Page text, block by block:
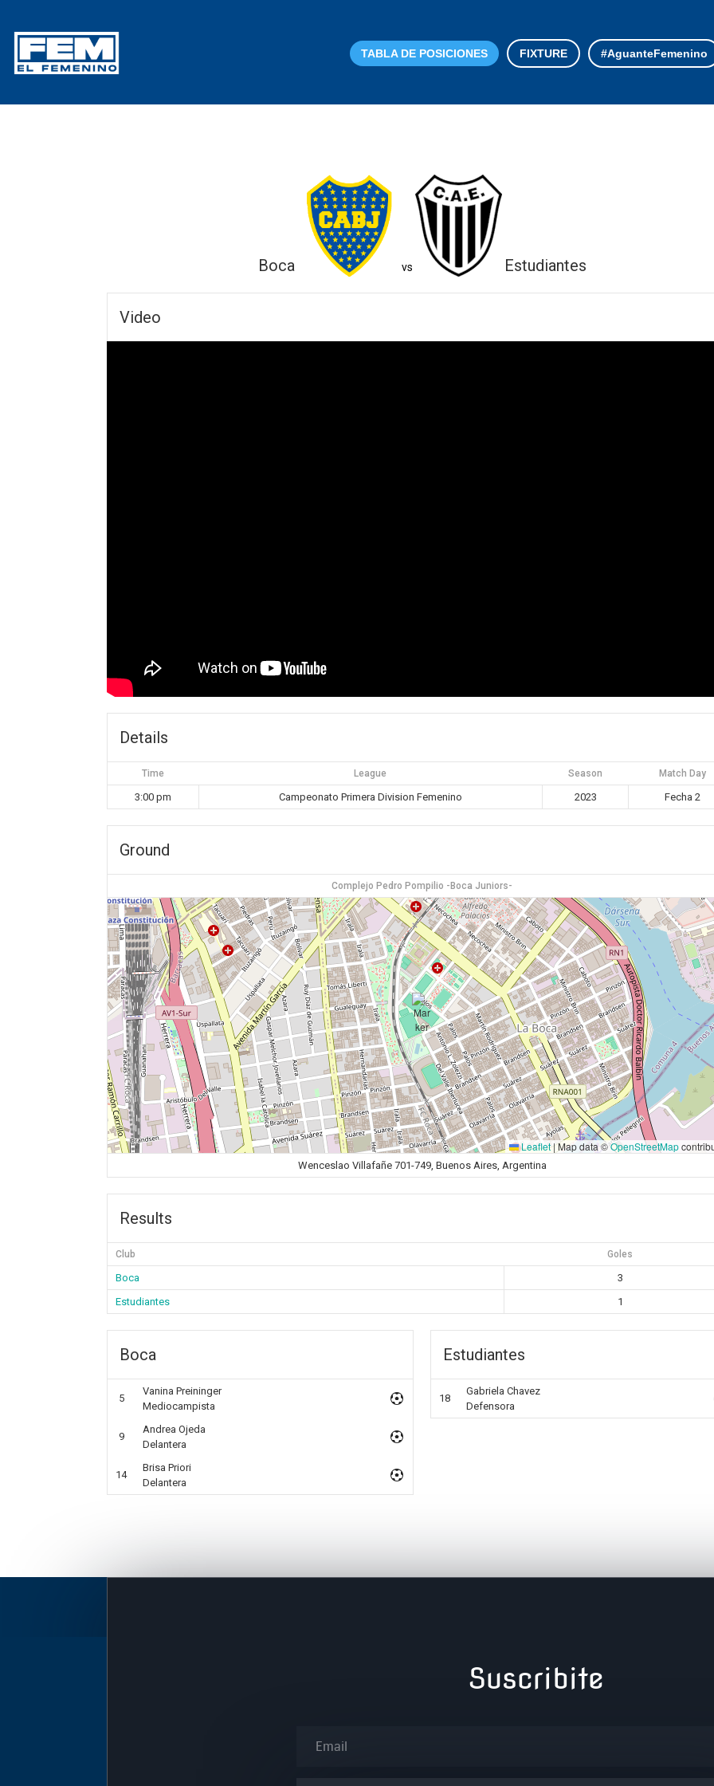
TABLA DE POSICIONES FIXTURE #AguanteFemenino
Boca vs Estudiantes
Video
Details
Time League Season Match Day
3:00 pm Campeonato Primera Division Femenino 2023 Fecha 2
Ground
Complejo Pedro Pompilio -Boca Juniors-
Leaflet |Map data ©OpenStreetMap
Wenceslao Villafañe 701-749, Buenos Aires, Argentina
Results
Club Goles
Boca
3
Estudiantes
1
Boca
5
Vanina Preininger
Mediocampista
9
Andrea Ojeda
Delantera
14
Brisa Priori
Delantera
Estudiantes
18
Gabriela Chavez
Defensora
Suscribite